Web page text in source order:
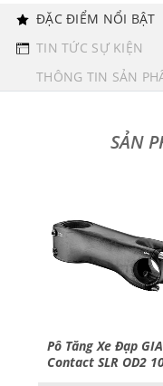
ĐẶC ĐIỂM NỔI BẬT
TIN TỨC SỰ KIỆN
THÔNG TIN SẢN
Pô Tăng Xe Đạp
Contact SLR OD2